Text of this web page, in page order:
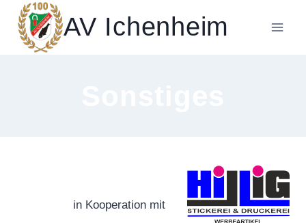
Zum
Inhalt
springen
AV Ichenheim
in Kooperation mit